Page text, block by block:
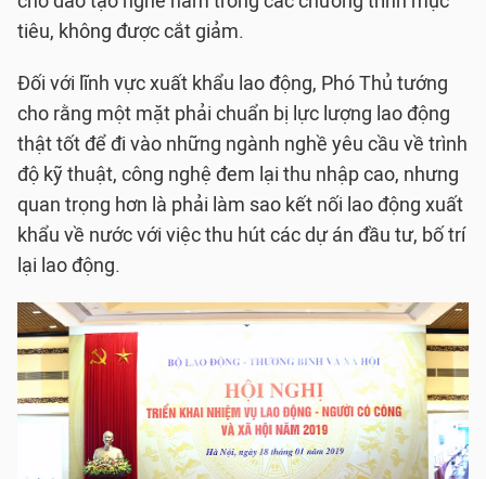
tiêu, không được cắt giảm.
Đối với lĩnh vực xuất khẩu lao động, Phó Thủ tướng
cho rằng một mặt phải chuẩn bị lực lượng lao động
thật tốt để đi vào những ngành nghề yêu cầu về trình
độ kỹ thuật, công nghệ đem lại thu nhập cao, nhưng
quan trọng hơn là phải làm sao kết nối lao động xuất
khẩu về nước với việc thu hút các dự án đầu tư, bố trí
lại lao động.